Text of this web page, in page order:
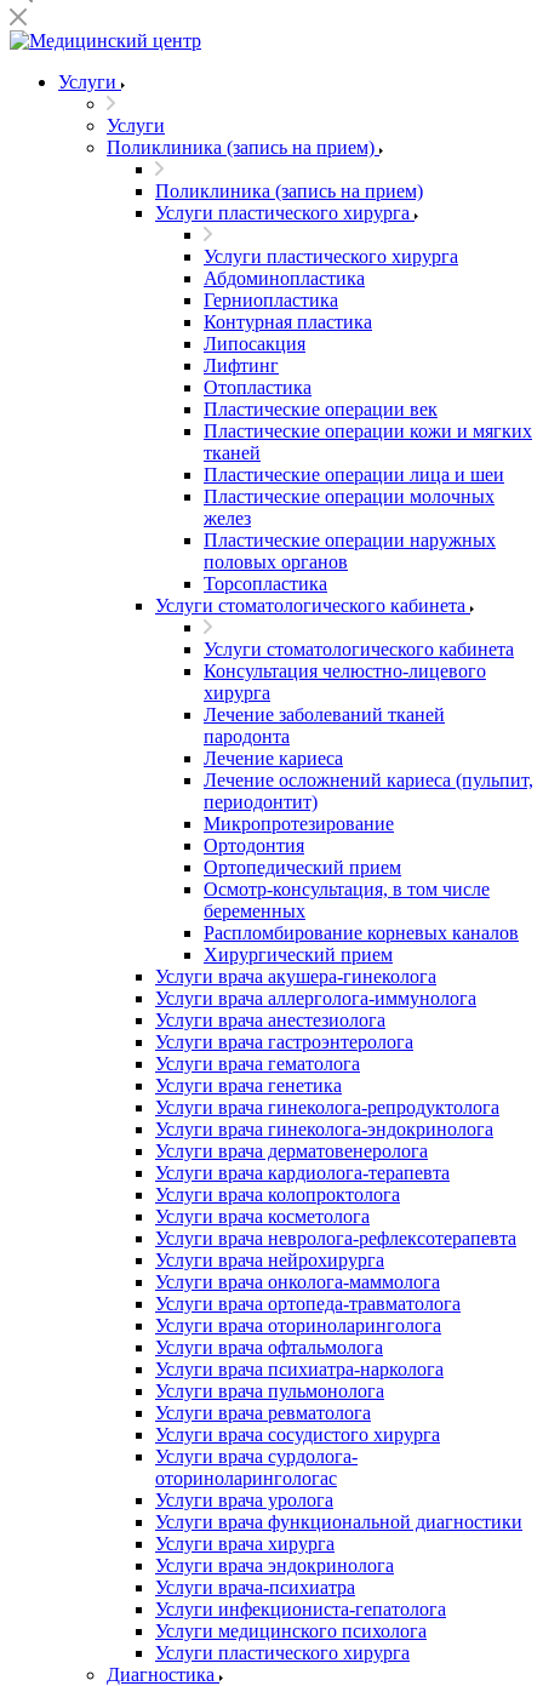
Услуги
Услуги
Поликлиника (запись на прием)
Поликлиника (запись на прием)
Услуги пластического хирурга
Услуги пластического хирурга
Абдоминопластика
Герниопластика
Контурная пластика
Липосакция
Лифтинг
Отопластика
Пластические операции век
Пластические операции кожи и мягких
тканей
Пластические операции лица и шеи
Пластические операции молочных
желез
Пластические операции наружных
половых органов
Торсопластика
Услуги стоматологического кабинета
Услуги стоматологического кабинета
Консультация челюстно-лицевого
хирурга
Лечение заболеваний тканей
пародонта
Лечение кариеса
Лечение осложнений кариеса (пульпит,
периодонтит)
Микропротезирование
Ортодонтия
Ортопедический прием
Осмотр-консультация, в том числе
беременных
Распломбирование корневых каналов
Хирургический прием
Услуги врача акушера-гинеколога
Услуги врача аллерголога-иммунолога
Услуги врача анестезиолога
Услуги врача гастроэнтеролога
Услуги врача гематолога
Услуги врача генетика
Услуги врача гинеколога-репродуктолога
Услуги врача гинеколога-эндокринолога
Услуги врача дерматовенеролога
Услуги врача кардиолога-терапевта
Услуги врача колопроктолога
Услуги врача косметолога
Услуги врача невролога-рефлексотерапевта
Услуги врача нейрохирурга
Услуги врача онколога-маммолога
Услуги врача ортопеда-травматолога
Услуги врача оториноларинголога
Услуги врача офтальмолога
Услуги врача психиатра-нарколога
Услуги врача пульмонолога
Услуги врача ревматолога
Услуги врача сосудистого хирурга
Услуги врача сурдолога-
оториноларингологас
Услуги врача уролога
Услуги врача функциональной диагностики
Услуги врача хирурга
Услуги врача эндокринолога
Услуги врача-психиатра
Услуги инфекциониста-гепатолога
Услуги медицинского психолога
Услуги пластического хирурга
Диагностика